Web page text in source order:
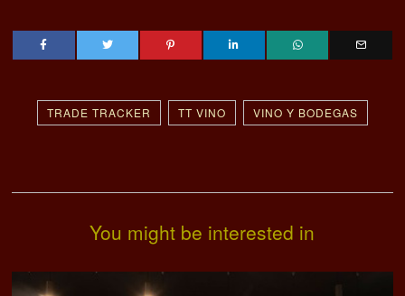
TRADE TRACKER TT VINO VINO Y BODEGAS
You might be interested in